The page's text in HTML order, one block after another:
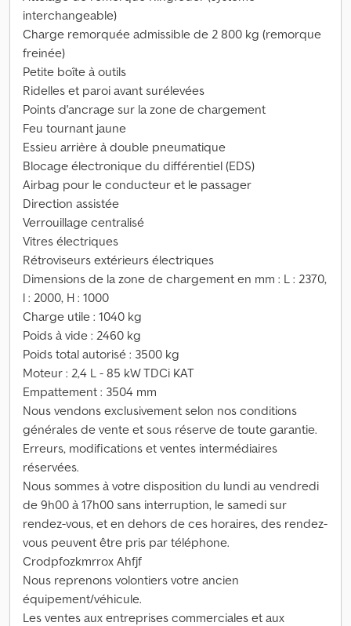
interchangeable)
Charge remorquée admissible de 2 800 kg (remorque
freinée)
Petite boîte à outils
Ridelles et paroi avant surélevées
Points d'ancrage sur la zone de chargement
Feu tournant jaune
Essieu arrière à double pneumatique
Blocage électronique du différentiel (EDS)
Airbag pour le conducteur et le passager
Direction assistée
Verrouillage centralisé
Vitres électriques
Rétroviseurs extérieurs électriques
Dimensions de la zone de chargement en mm : L : 2370,
l : 2000, H : 1000
Charge utile : 1040 kg
Poids à vide : 2460 kg
Poids total autorisé : 3500 kg
Moteur : 2,4 L - 85 kW TDCi KAT
Empattement : 3504 mm
Nous vendons exclusivement selon nos conditions
générales de vente et sous réserve de toute garantie.
Erreurs, modifications et ventes intermédiaires
réservées.
Nous sommes à votre disposition du lundi au vendredi
de 9h00 à 17h00 sans interruption, le samedi sur
rendez-vous, et en dehors de ces horaires, des rendez-
vous peuvent être pris par téléphone.
Crodpfozkmrrox Ahfjf
Nous reprenons volontiers votre ancien
équipement/véhicule.
Les ventes aux entreprises commerciales et aux